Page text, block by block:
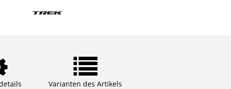
Varianten des Artikels